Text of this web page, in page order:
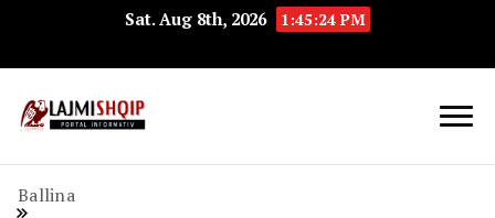
Sat. Aug 8th, 2026 1:45:24 PM
Ballina